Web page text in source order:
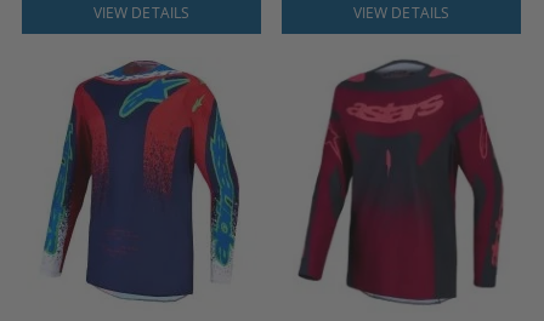
VIEW DETAILS VIEW DETAILS